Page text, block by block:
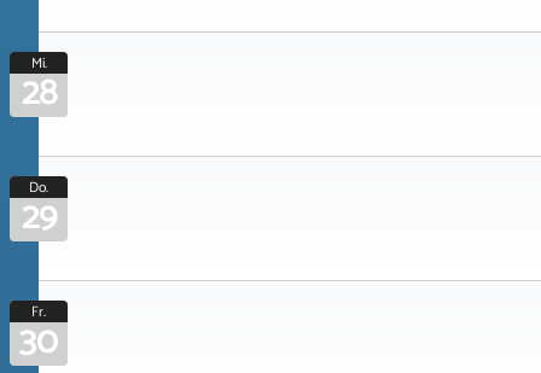
Mi.
28
Do.
29
Fr.
30